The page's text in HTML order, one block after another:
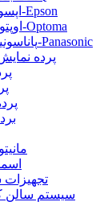
اپسون-Epson
اوپتوما-Optoma
پاناسونیک-Panasonic
پرده
سیستم سالن